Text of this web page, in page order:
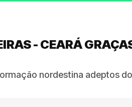
- CEARÁ
nordestina adeptos